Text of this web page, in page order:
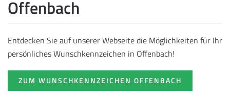
Offenbach
Entdecken Sie auf unserer Webseite die Möglichkeiten für Ihr
persönliches Wunschkennzeichen in Offenbach!
ZUM WUNSCHKENNZEICHEN OFFENBACH